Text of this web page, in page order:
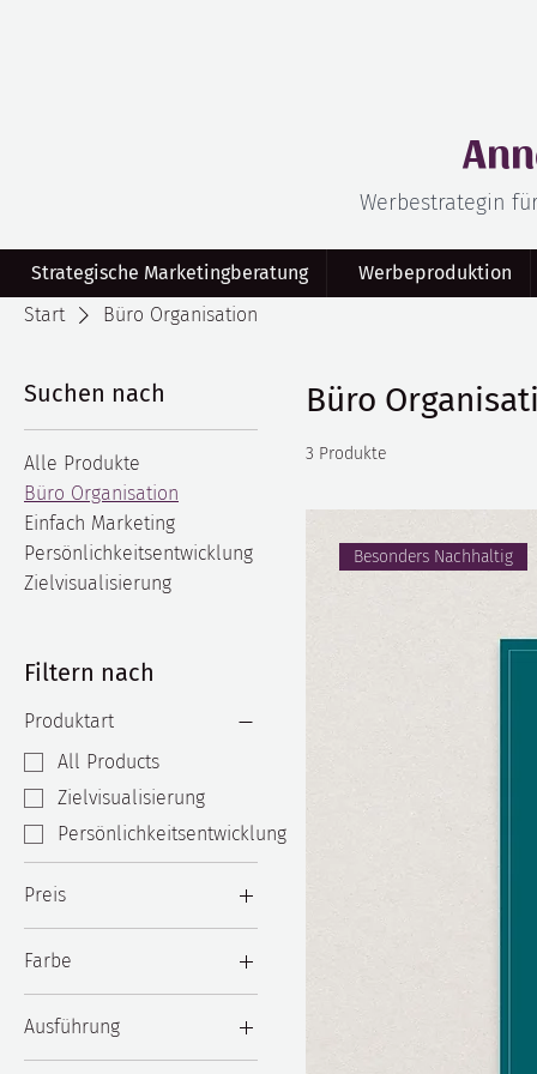
Werbestrategin
Strategische Marketingberatung
Werbeproduktion
Start
Büro Organisation
Suchen nach
Alle Produkte
Büro Organisation
Einfach Marketing
Persönlichkeitsentwicklung
Zielvisualisierung
Filtern nach
Produktart
All Products
Zielvisualisierung
Persönlichkeitsentwicklung
Preis
29 € 330 €
Farbe
Ausführung
Büro
3 Produkte
Besonders Nachhaltig